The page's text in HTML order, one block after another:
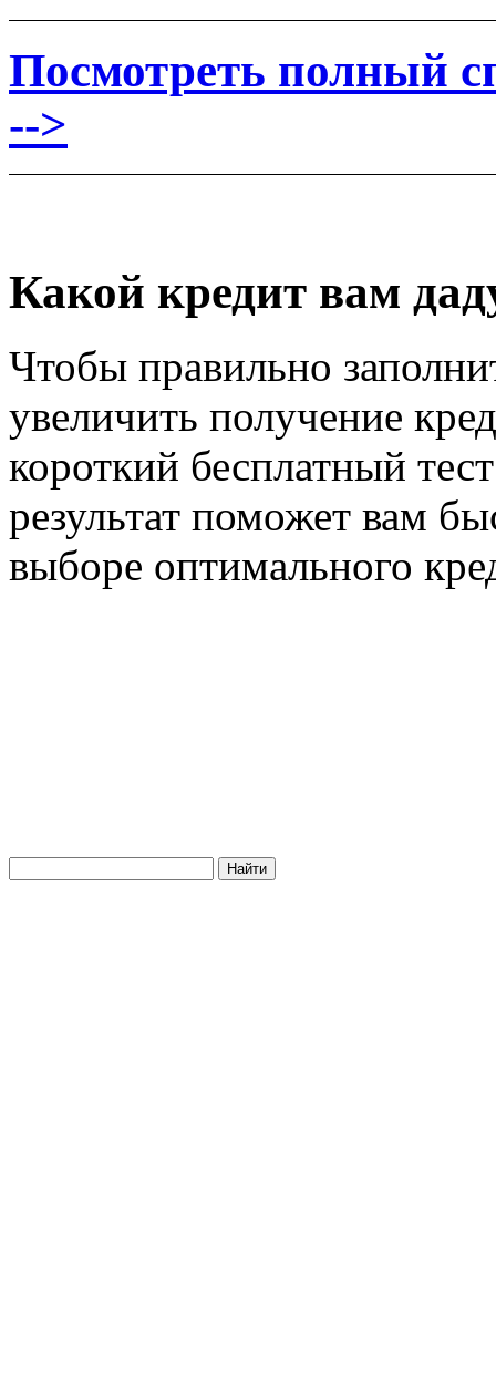
Посмотреть полный
-->
Какой кредит вам
Чтобы правильно
увеличить получение
короткий бесплатный
результат поможет вам
выборе оптимального